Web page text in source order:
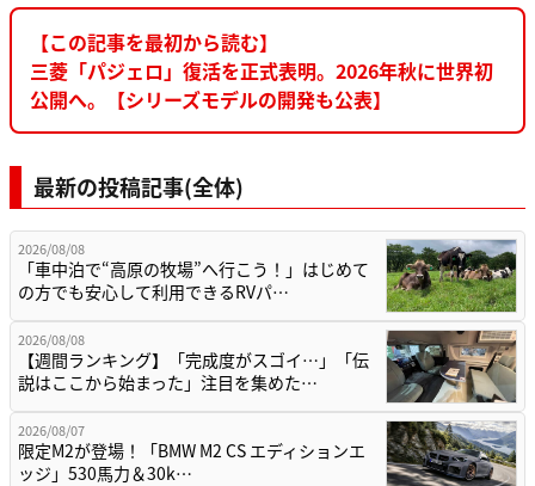
【この記事を最初から読む】
三菱「パジェロ」復活を正式表明。2026年秋に世界初
公開へ。【シリーズモデルの開発も公表】
最新の投稿記事(全体)
2026/08/08
「車中泊で“高原の牧場”へ行こう！」はじめて
の方でも安心して利用できるRVパ…
2026/08/08
【週間ランキング】「完成度がスゴイ…」「伝
説はここから始まった」注目を集めた…
2026/08/07
限定M2が登場！「BMW M2 CS エディションエ
ッジ」530馬力＆30k…